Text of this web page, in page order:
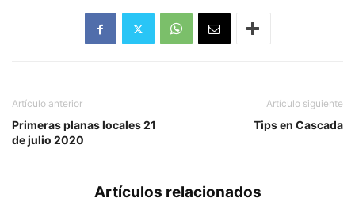
Artículo anterior
Primeras planas locales 21
de julio 2020
Artículo siguiente
Tips en Cascada
Artículos relacionados